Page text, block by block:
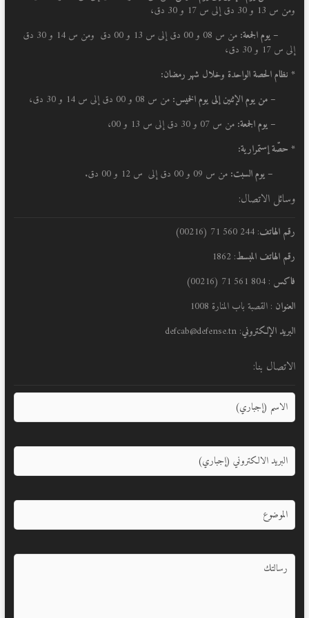
ومن س 13 و 30 دق إلى س 17 و 30 دق،
– يوم الجمعة:
من س 08 و 00 دق إلى س 13 و 00 دق ومن س 14 و 30 دق
إلى س 17 و 30 دق،
* نظام الحصة الواحدة وخلال شهر رمضان:
– من يوم الإثنين إلى يوم الخميس: من س 08 و 00 دق إلى س 14 و 30 دق،
– يوم الجمعة: من س 07 و 30 دق إلى س 13 و 00،
* حصّة إستمرارية:
– يوم السبت: من س 09 و 00 دق إلى س 12 و 00 دق.
وسائل الاتصال:
رقم الهاتف: 244 560 71 (00216)
رقم الهاتف المبسط: 1862
فاكس : 804 561 71 (00216)
العنوان : القصبة باب المنارة 1008
البريد الإلكتروني: defcab@defense.tn
الاتصال بنا: